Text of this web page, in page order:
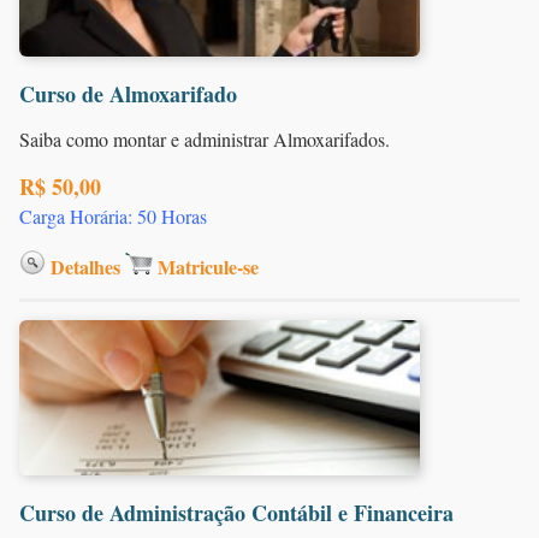
Curso de Almoxarifado
Saiba como montar e administrar Almoxarifados.
R$ 50,00
Carga Horária: 50 Horas
Detalhes Matricule-se
Curso de Administração Contábil e Financeira